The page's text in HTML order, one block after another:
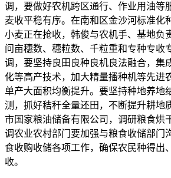
调，要做好农机跨区通行、作业用油等
麦收平稳有序。在南和区金沙河标准化
小麦正在抢收，韩俊与农机手、基地负
问亩穗数、穗粒数、千粒重和专种专收
调，要坚持良田良种良机良法融合，集
化等高产技术，加大精量播种机等先进
单产大面积均衡提升。要坚持种地养地
测，抓好秸秆全量还田，不断提升耕地
市国家粮油储备有限公司，调研粮食烘
调农业农村部门要加强与粮食收储部门
食收购收储各项工作，确保农民种得出
收。